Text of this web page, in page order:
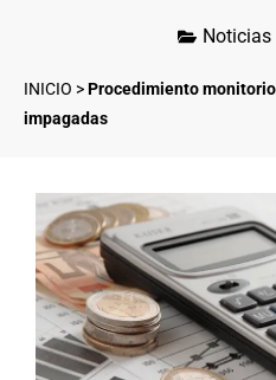
INICIO >Procedimiento
impagadas